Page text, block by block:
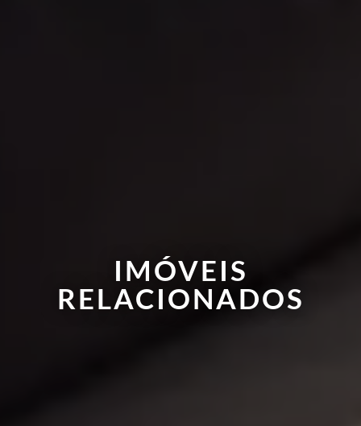
IMÓVEIS
RELACIONADOS